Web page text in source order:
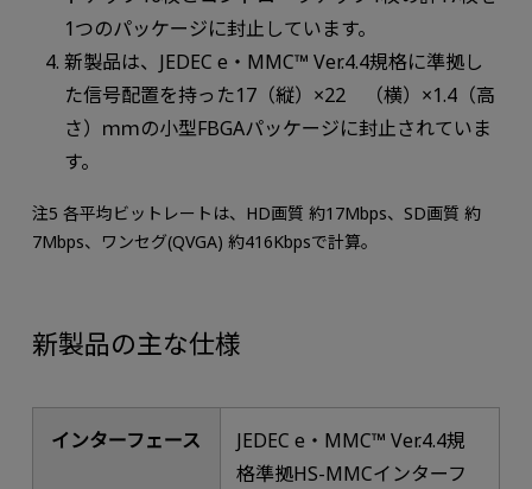
1つのパッケージに封止しています。
新製品は、JEDEC e・MMC™ Ver.4.4規格に準拠し
た信号配置を持った17（縦）×22 （横）×1.4（高
さ）ｍｍの小型FBGAパッケージに封止されていま
す。
注5 各平均ビットレートは、HD画質 約17Mbps、SD画質 約
7Mbps、ワンセグ(QVGA) 約416Kbpsで計算。
新製品の主な仕様
インターフェース
JEDEC e・MMC™ Ver.4.4規
格準拠HS-MMCインターフ